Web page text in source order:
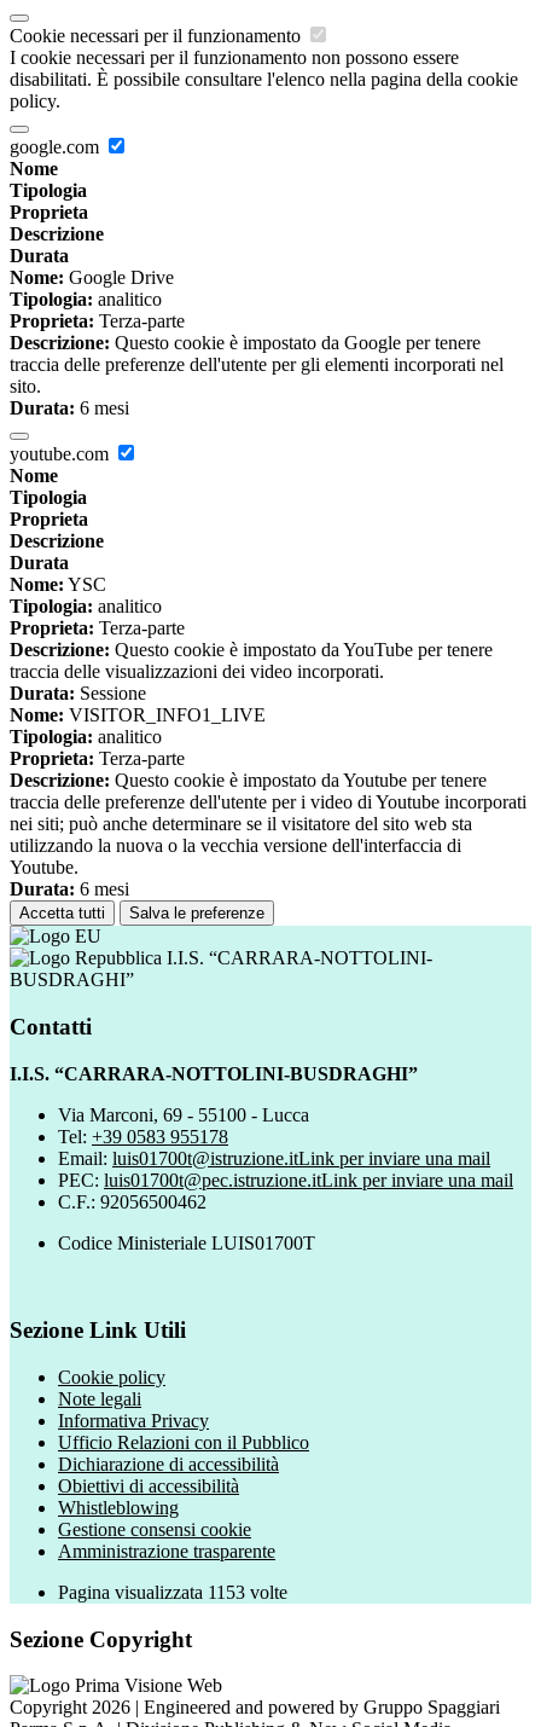
Cookie necessari per il funzionamento
I cookie necessari per il funzionamento non possono essere
disabilitati. È possibile consultare l'elenco nella pagina della cookie
policy.
google.com
Nome
Tipologia
Proprieta
Descrizione
Durata
Nome: Google Drive
Tipologia: analitico
Proprieta: Terza-parte
Descrizione: Questo cookie è impostato da Google per tenere
traccia delle preferenze dell'utente per gli elementi incorporati nel
sito.
Durata: 6 mesi
youtube.com
Nome
Tipologia
Proprieta
Descrizione
Durata
Nome: YSC
Tipologia: analitico
Proprieta: Terza-parte
Descrizione: Questo cookie è impostato da YouTube per tenere
traccia delle visualizzazioni dei video incorporati.
Durata: Sessione
Nome: VISITOR_INFO1_LIVE
Tipologia: analitico
Proprieta: Terza-parte
Descrizione: Questo cookie è impostato da Youtube per tenere
traccia delle preferenze dell'utente per i video di Youtube incorporati
nei siti; può anche determinare se il visitatore del sito web sta
utilizzando la nuova o la vecchia versione dell'interfaccia di
Youtube.
Durata: 6 mesi
Accetta tutti Salva le preferenze
I.I.S. “CARRARA-NOTTOLINI-
BUSDRAGHI”
Contatti
I.I.S. “CARRARA-NOTTOLINI-BUSDRAGHI”
Via Marconi, 69 - 55100 - Lucca
Tel: +39 0583 955178
Email: luis01700t@istruzione.itLink per inviare una mail
PEC: luis01700t@pec.istruzione.itLink per inviare una mail
C.F.: 92056500462
Codice Ministeriale LUIS01700T
Sezione Link Utili
Cookie policy
Note legali
Informativa Privacy
Ufficio Relazioni con il Pubblico
Dichiarazione di accessibilità
Obiettivi di accessibilità
Whistleblowing
Gestione consensi cookie
Amministrazione trasparente
Pagina visualizzata 1153 volte
Sezione Copyright
Copyright 2026 | Engineered and powered by Gruppo Spaggiari